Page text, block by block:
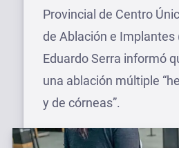
Provincial de Centro
de Ablación e Implantes
Eduardo Serra informó
una ablación múltiple
y de córneas”.